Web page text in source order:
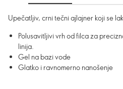
Upečatljiv, crni tečni ajlajner koji se
Polusavitljivi vrh od filca za
linija.
Gel na bazi vode
Glatko i ravnomerno nanošenje